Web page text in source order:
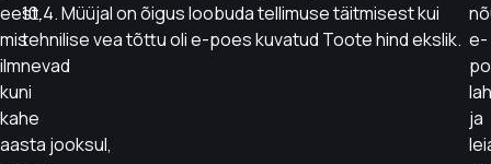
eest,
mis
ilmnevad
kuni
kahe
aasta jooksul,
10.4. Müüjal on õigus loobuda tellimuse täitmisest kui
tehnilise vea tõttu oli e-poes kuvatud Toote hind ekslik. e-
ja